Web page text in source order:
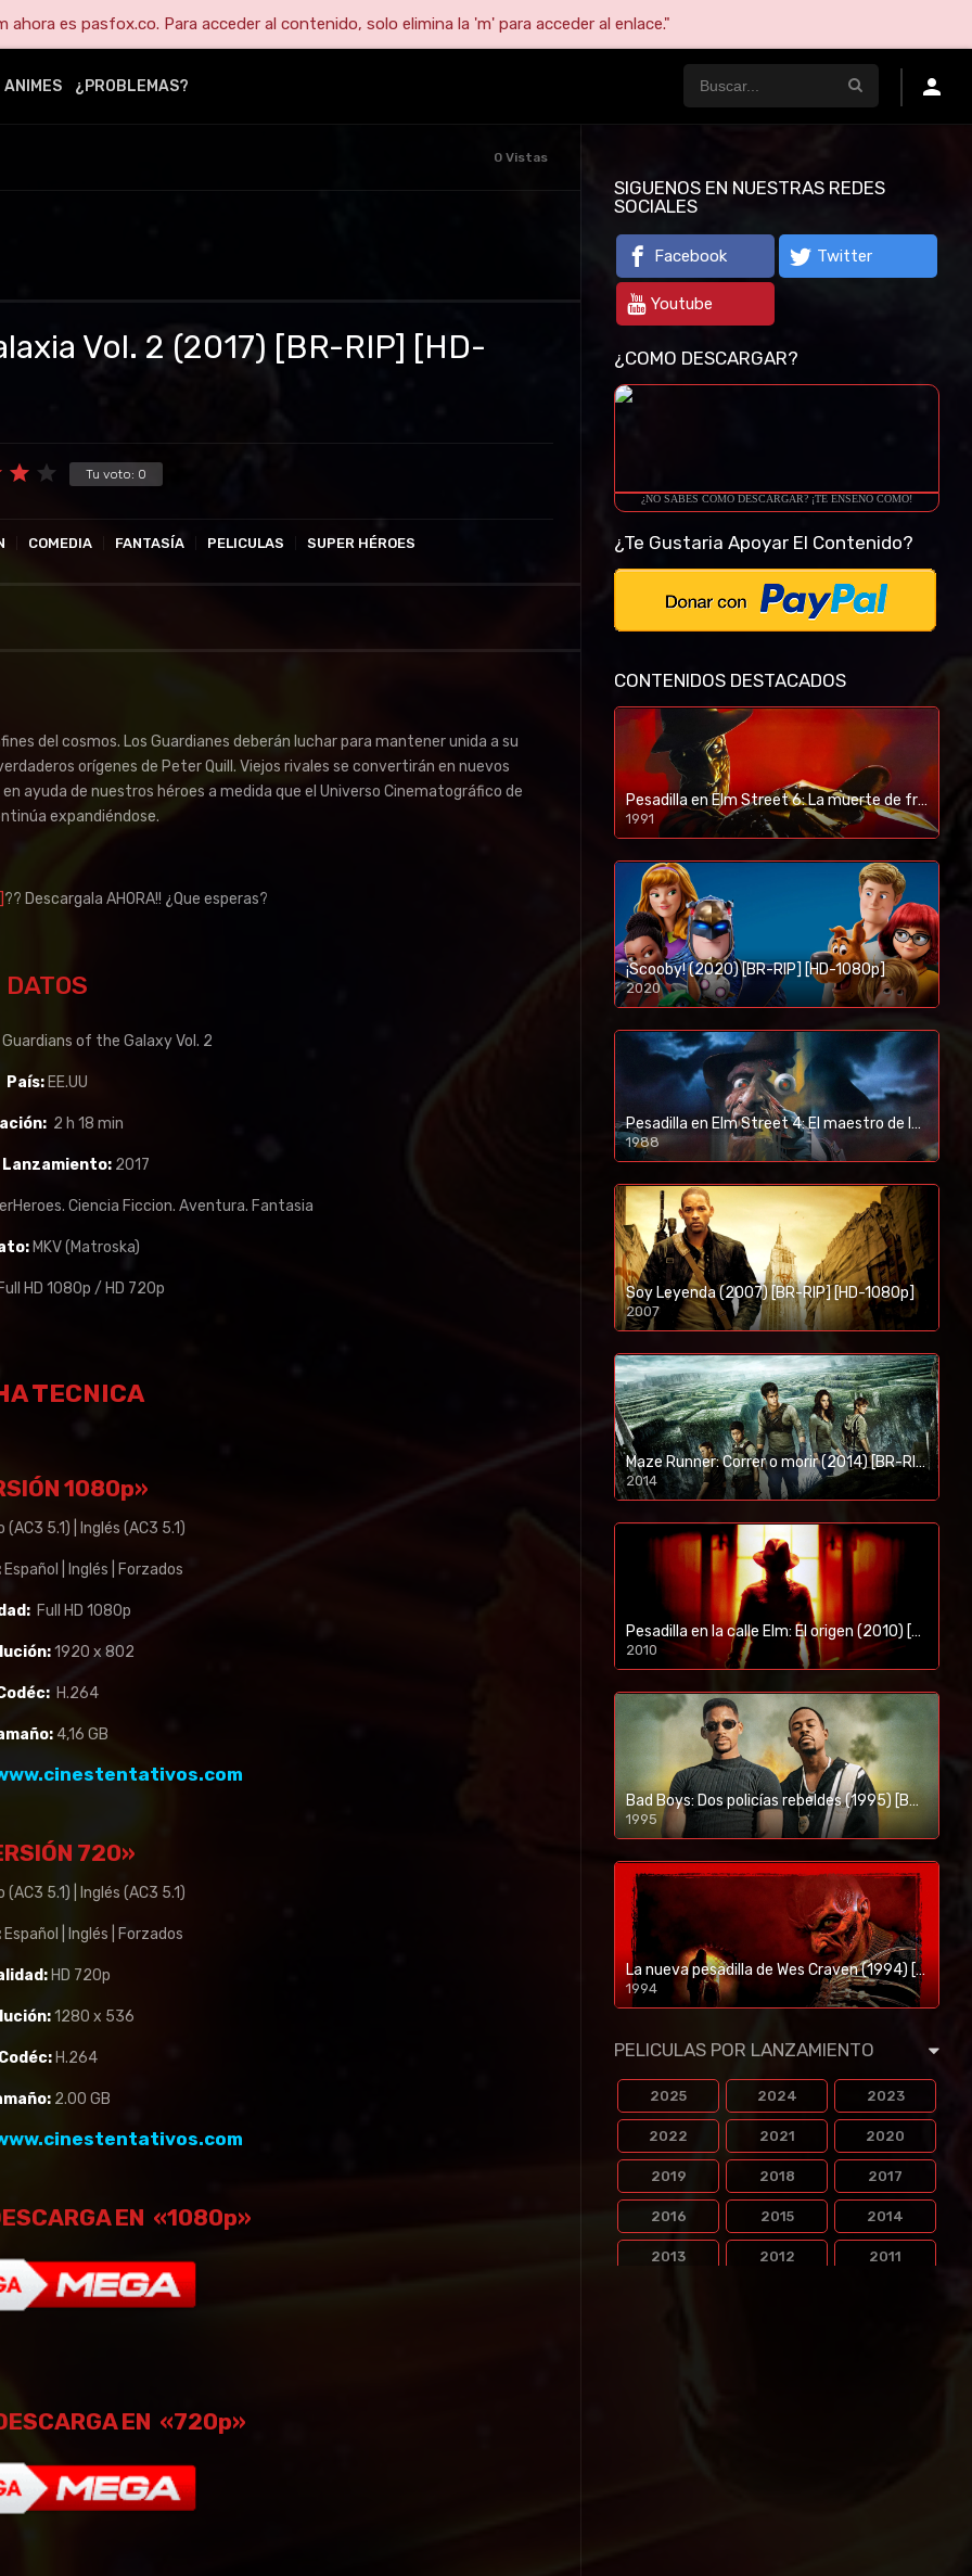
ahora es pasfox.co. Para acceder al contenido, solo elimina la 'm' para acceder al enlace."
ANIMES ¿PROBLEMAS?
0 Vistas
Vol. 2 (2017) [BR-RIP] [HD-
Tu voto: 0
COMEDIA FANTASÍA PELICULAS SUPER HÉROES
del cosmos. Los Guardianes deberán luchar para mantener unida a su
orígenes de Peter Quill. Viejos rivales se convertirán en nuevos
ayuda de nuestros héroes a medida que el Universo Cinematográfico de
expandiéndose.
?? Descargala AHORA!! ¿Que esperas?
DATOS
Guardians of the Galaxy Vol. 2
País: EE.UU
2 h 18 min
Lanzamiento:2017
Ciencia Ficcion. Aventura. Fantasia
MKV (Matroska)
HD 1080p / HD 720p
TECNICA
1080p»
5.1) | Inglés (AC3 5.1)
Español | Inglés | Forzados
Full HD 1080p
1920 x 802
H.264
4,16 GB
720»
5.1) | Inglés (AC3 5.1)
Español | Inglés | Forzados
HD 720p
1280 x 536
H.264
2.00 GB
EN «1080p»
EN «720p»
SIGUENOS EN NUESTRAS REDES
SOCIALES
Facebook Twitter
Youtube
¿COMO DESCARGAR?
¿NO SABES COMO DESCARGAR? ¡TE ENSEÑO COMO!
¿Te Gustaria Apoyar El Contenido?
CONTENIDOS DESTACADOS
Pesadilla en Elm Street 6: La muerte de freddy (1991) [BR-RIP] [HD-1080p]
1991
¡Scooby! (2020) [BR-RIP] [HD-1080p]
2020
1080p/720p
Pesadilla en Elm Street 4: El maestro de los sueños (1988) [BR-RIP] [HD-1080p]
1988
Soy Leyenda (2007) [BR-RIP] [HD-1080p]
2007
1080p/720p
Maze Runner: Correr o morir (2014) [BR-RIP] [HD-1080p]
2014
1080p/720p
Pesadilla en la calle Elm: El origen (2010) [BR-RIP] [HD-1080p]
2010
1080p/720p
Bad Boys: Dos policías rebeldes (1995) [BR-RIP] [HD-1080p]
1995
1080p/720p
La nueva pesadilla de Wes Craven (1994) [BR-RIP] [HD-1080p]
1994
1080p/720p
PELICULAS POR LANZAMIENTO
2025 2024 2023
2022 2021 2020
2019 2018 2017
2016 2015 2014
2013 2012 2011